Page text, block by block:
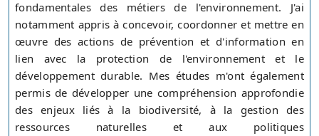
fondamentales des métiers de l'environnement. J'ai
notamment appris à concevoir, coordonner et mettre en
œuvre des actions de prévention et d'information en
lien avec la protection de l'environnement et le
développement durable. Mes études m'ont également
permis de développer une compréhension approfondie
des enjeux liés à la biodiversité, à la gestion des
ressources naturelles et aux politiques